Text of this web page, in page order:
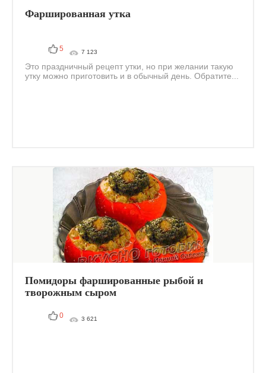
Фаршированная утка
5 7 123
Это праздничный рецепт утки, но при желании такую
утку можно приготовить и в обычный день. Обратите...
Помидоры фаршированные рыбой и
творожным сыром
0 3 621